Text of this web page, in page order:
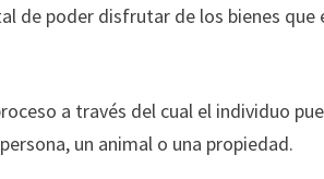
de poder disfrutar de los bienes
a través del cual el individuo
un animal o una propiedad.